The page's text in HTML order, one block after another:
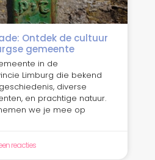
Ontdek de cultuur
gemeente
in de
Limburg die bekend
diverse
en prachtige natuur.
we je mee op
reacties